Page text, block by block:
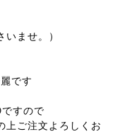
ませ。）
です
すので
ご注文よろしくお